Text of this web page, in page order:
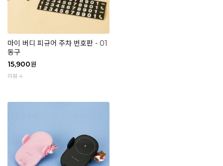
마이 버디 피규어 주차 번호판 - 01
동구
15,900원
리뷰 4